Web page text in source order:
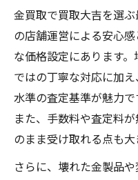
金買取で買取大吉を選
の店舗運営による安心
な価格設定にあります
ではの丁寧な対応に加
水準の査定基準が魅力で
また、手数料や査定料
のまま受け取れる点も大
さらに、壊れた金製品